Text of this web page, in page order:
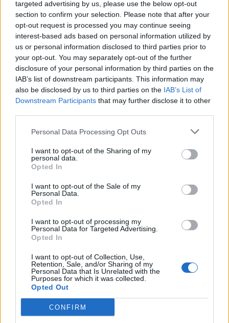
targeted advertising by us, please use the below opt-out
section to confirm your selection. Please note that after your
opt-out request is processed you may continue seeing
interest-based ads based on personal information utilized by
us or personal information disclosed to third parties prior to
your opt-out. You may separately opt-out of the further
disclosure of your personal information by third parties on the
IAB’s list of downstream participants. This information may
also be disclosed by us to third parties on the IAB’s List of
Downstream Participants that may further disclose it to other
Personal Data Processing Opt Outs
I want to opt-out of the Sharing of my
personal data.
Opted In
I want to opt-out of the Sale of my
Personal Data.
Opted In
I want to opt-out of processing my
Personal Data for Targeted Advertising.
Opted In
I want to opt-out of Collection, Use,
Retention, Sale, and/or Sharing of my
Personal Data that Is Unrelated with the
Purposes for which it was collected.
Opted Out
CONFIRM
Moji Mediji d.o.o.
sobotainfo.com•mariborinfo.com•ptujinfo.com•pomurec.com
dolenjskainfo.com•ljubljanainfo.com•gorenjskainfo.com•
tvidea.si
Vse pravice pridržane © 2026
Tematike
Lokalno
Svet
Politika
Gospodarstvo
Kronika
Zdravje
Šport
Scena
Zadnje novice
Dogodki
Igre
Forum
Mali oglasi
Prijavi se na cajtng